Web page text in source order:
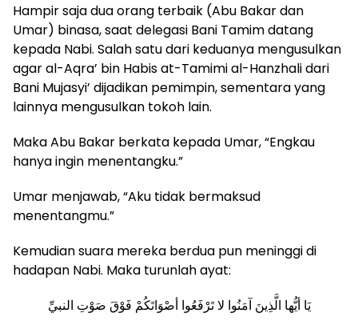
Hampir saja dua orang terbaik (Abu Bakar dan
Umar) binasa, saat delegasi Bani Tamim datang
kepada Nabi. Salah satu dari keduanya mengusulkan
agar al-Aqra’ bin Habis at-Tamimi al-Hanzhali dari
Bani Mujasyi’ dijadikan pemimpin, sementara yang
lainnya mengusulkan tokoh lain.
Maka Abu Bakar berkata kepada Umar, “Engkau
hanya ingin menentangku.”
Umar menjawab, “Aku tidak bermaksud
menentangmu.”
Kemudian suara mereka berdua pun meninggi di
hadapan Nabi. Maka turunlah ayat:
يَا أيُّها الَّذِينَ آمَنُوا لا تَرْفَعُوا أصْوَاتَكُمْ فَوْقَ صَوْتِ النبيِّ